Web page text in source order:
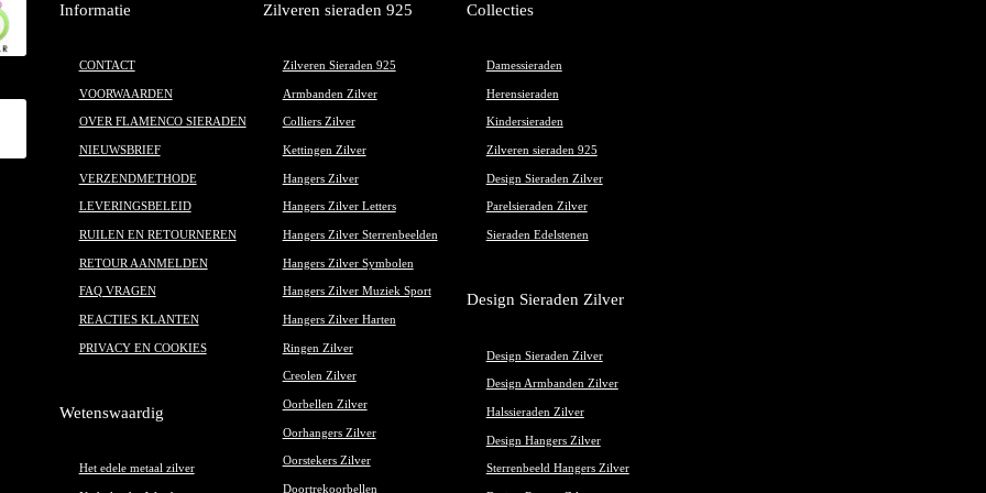
Informatie
CONTACT
VOORWAARDEN
OVER FLAMENCO SIERADEN
NIEUWSBRIEF
VERZENDMETHODE
LEVERINGSBELEID
RUILEN EN RETOURNEREN
RETOUR AANMELDEN
FAQ VRAGEN
REACTIES KLANTEN
PRIVACY EN COOKIES
Wetenswaardig
Het edele metaal zilver
Zilveren sieraden 925
Zilveren Sieraden 925
Armbanden Zilver
Colliers Zilver
Kettingen Zilver
Hangers Zilver
Hangers Zilver Letters
Hangers Zilver Sterrenbeelden
Hangers Zilver Symbolen
Hangers Zilver Muziek Sport
Hangers Zilver Harten
Ringen Zilver
Creolen Zilver
Oorbellen Zilver
Oorhangers Zilver
Oorstekers Zilver
Doortrekoorbellen
Collecties
Damessieraden
Herensieraden
Kindersieraden
Zilveren sieraden 925
Design Sieraden Zilver
Parelsieraden Zilver
Sieraden Edelstenen
Design Sieraden Zilver
Design Sieraden Zilver
Design Armbanden Zilver
Halssieraden Zilver
Design Hangers Zilver
Sterrenbeeld Hangers Zilver